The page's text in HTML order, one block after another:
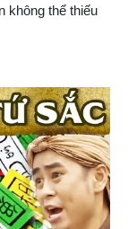
không thể thiếu